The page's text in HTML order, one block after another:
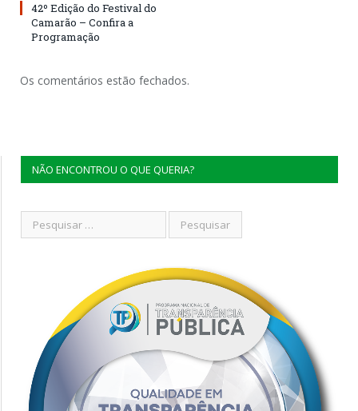
42º Edição do Festival do
Camarão – Confira a
Programação
Os comentários estão fechados.
NÃO ENCONTROU O QUE QUERIA?